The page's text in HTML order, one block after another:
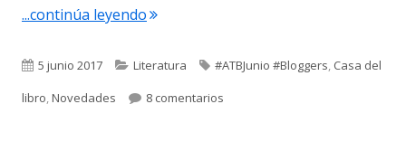
...continúa leyendo"Recomendaciones de lecturas –
Publicado
el
5 junio 2017 Categorías
Literatura Etiquetas
#ATBJunio #Bloggers, Casa del
libro,Novedades 8 comentarios